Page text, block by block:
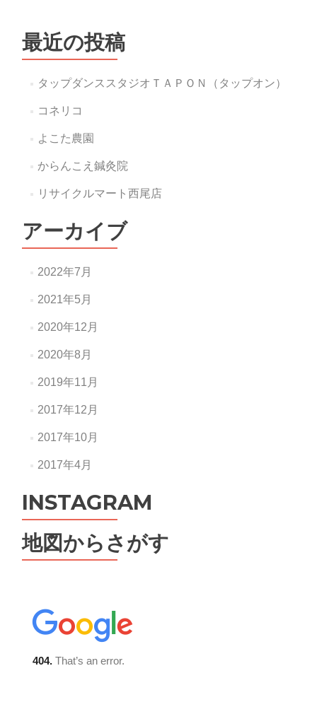
最近の投稿
タップダンススタジオＴＡＰＯＮ（タップオン）
コネリコ
よこた農園
からんこえ鍼灸院
リサイクルマート西尾店
アーカイブ
2022年7月
2021年5月
2020年12月
2020年8月
2019年11月
2017年12月
2017年10月
2017年4月
INSTAGRAM
地図からさがす